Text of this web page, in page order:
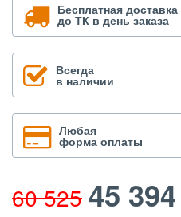
Бесплатная доставка
до ТК в день заказа
Всегда
в наличии
Любая
форма оплаты
60 525 45 394